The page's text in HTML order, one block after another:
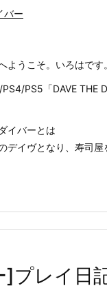
バー
ようこそ。いろはです。
PS5「DAVE THE
イバーとは
デイヴとなり、寿司屋
プレイ日